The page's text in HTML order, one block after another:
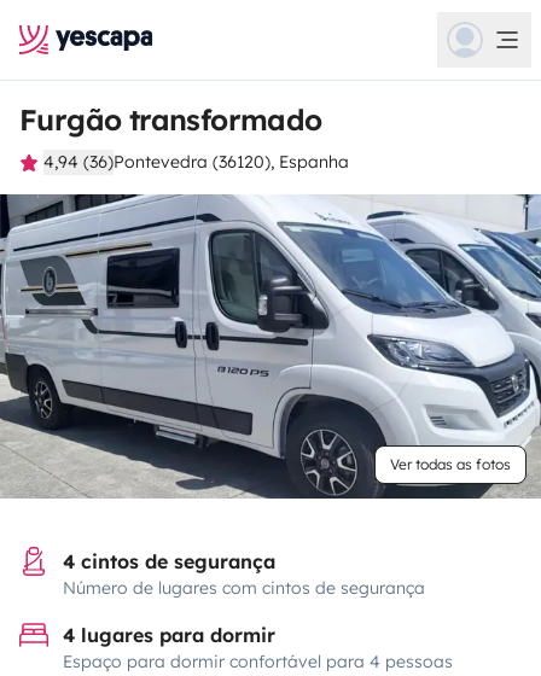
Furgão transformado
4,94 (36)Pontevedra (36120), Espanha
Ver todas as fotos
4 cintos de segurança
Número de lugares com cintos de segurança
4 lugares para dormir
Espaço para dormir confortável para 4 pessoas